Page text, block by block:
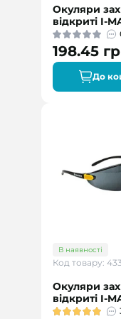
Окуляри
відкриті I-
198.45
До
В наявності
Код товару:
Окуляри
відкриті I-